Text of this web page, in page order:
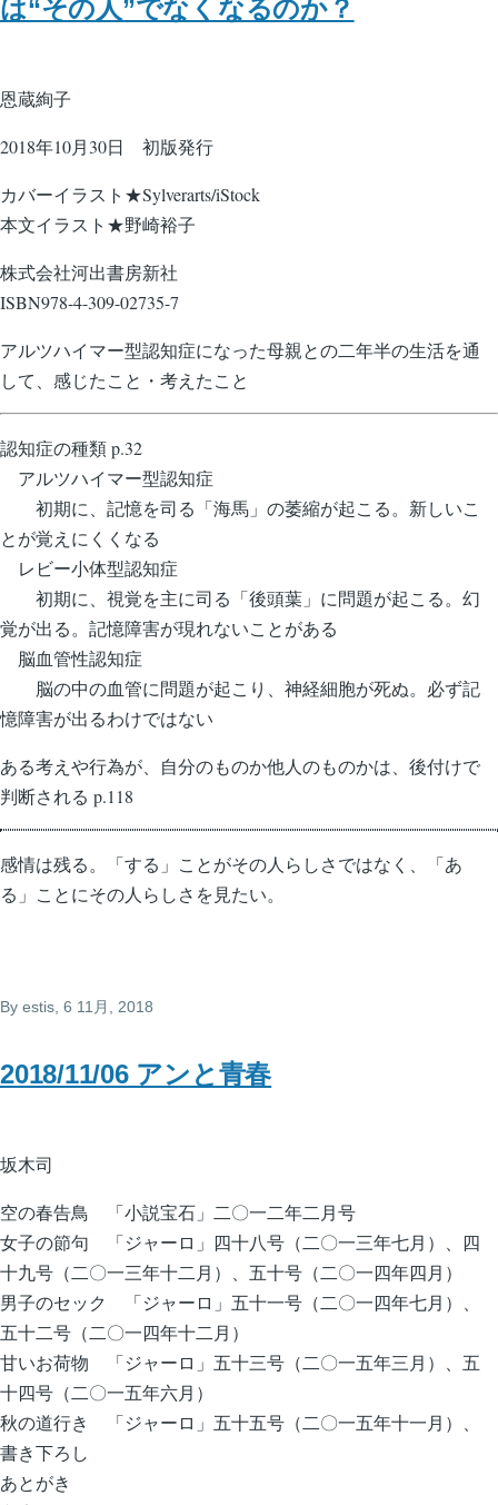
は“その人”でなくなるのか？
恩蔵絢子
2018年10月30日 初版発行
カバーイラスト★Sylverarts/iStock
本文イラスト★野崎裕子
株式会社河出書房新社
ISBN978-4-309-02735-7
アルツハイマー型認知症になった母親との二年半の生活を通
して、感じたこと・考えたこと
認知症の種類 p.32
アルツハイマー型認知症
初期に、記憶を司る「海馬」の萎縮が起こる。新しいこ
とが覚えにくくなる
レビー小体型認知症
初期に、視覚を主に司る「後頭葉」に問題が起こる。幻
覚が出る。記憶障害が現れないことがある
脳血管性認知症
脳の中の血管に問題が起こり、神経細胞が死ぬ。必ず記
憶障害が出るわけではない
ある考えや行為が、自分のものか他人のものかは、後付けで
判断される p.118
感情は残る。「する」ことがその人らしさではなく、「あ
る」ことにその人らしさを見たい。
By estis, 6 11月, 2018
2018/11/06 アンと青春
坂木司
空の春告鳥 「小説宝石」二〇一二年二月号
女子の節句 「ジャーロ」四十八号（二〇一三年七月）、四
十九号（二〇一三年十二月）、五十号（二〇一四年四月）
男子のセック 「ジャーロ」五十一号（二〇一四年七月）、
五十二号（二〇一四年十二月）
甘いお荷物 「ジャーロ」五十三号（二〇一五年三月）、五
十四号（二〇一五年六月）
秋の道行き 「ジャーロ」五十五号（二〇一五年十一月）、
書き下ろし
あとがき